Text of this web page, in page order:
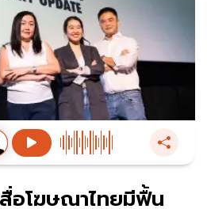
อโฆษณาไทยมีฟื้น